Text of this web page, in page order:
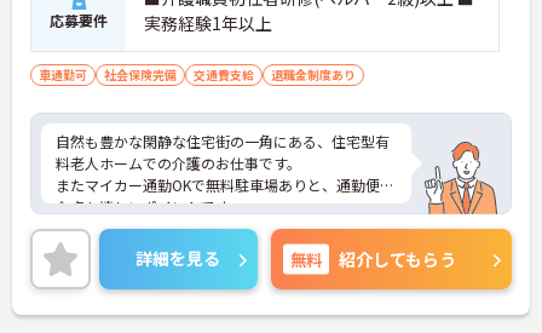
応募要件
実務経験1年以上
車通勤可 社会保険完備 交通費支給 退職金制度あり
自然も豊かな閑静な住宅街の一角にある、住宅型有
料老人ホームでの介護のお仕事です。
またマイカー通勤OKで無料駐車場ありと、通勤便利
な点も嬉しいポイントです。
興味をお持ちの方はお気軽にお問い合わせ下さい！
詳細を見る 無料 紹介してもらう